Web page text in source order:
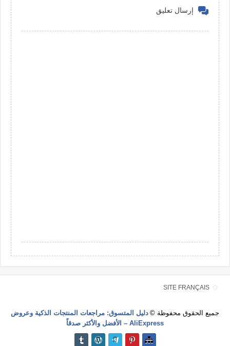
إرسال تعليق
SITE FRANÇAIS
جميع الحقوق محفوظة © دليل المتسوق: مراجعات المنتجات الذكية وعروض
AliExpress – الأفضل والأكثر صدقاً